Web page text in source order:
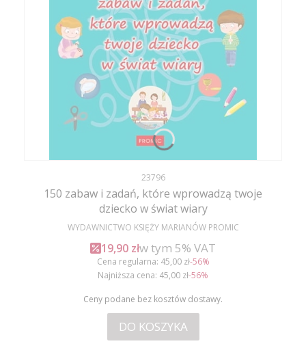
Kod produktu
23796
150 zabaw i zadań, które wprowadzą twoje
dziecko w świat wiary
PRODUCENT
WYDAWNICTWO KSIĘŻY MARIANÓW PROMIC
Cena promocyjna brutto
19,90 złw tym %s VAT
w tym 5% VAT
Cena regularna: 45,00 zł-56%
Najniższa cena: 45,00 zł-56%
Ceny podane bez kosztów dostawy.
DO KOSZYKA